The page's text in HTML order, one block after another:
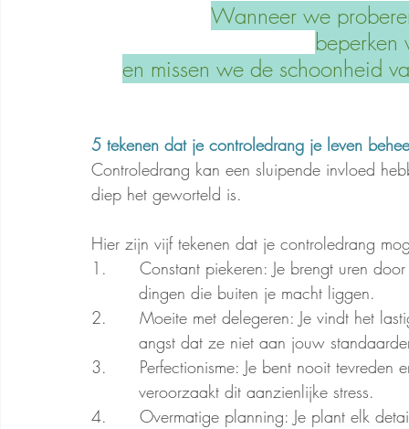
Wanneer we
en missen we de schoonheid
5 tekenen dat je controledrang je leven
Controledrang kan een sluipende invloed
diep het geworteld is.
Hier zijn vijf tekenen dat je controledrang
1.      Constant piekeren: Je brengt uren
	  dingen die buiten je macht liggen.
2.      Moeite met delegeren: Je vindt het
angst dat ze niet aan jouw
3.      Perfectionisme: Je bent nooit
	  veroorzaakt dit aanzienlijke stress.
4.      Overmatige planning: Je plant elk